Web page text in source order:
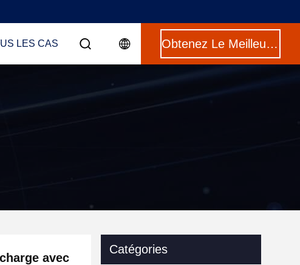
LES CAS Obtenez Le Meilleur Prix
avec
Catégories